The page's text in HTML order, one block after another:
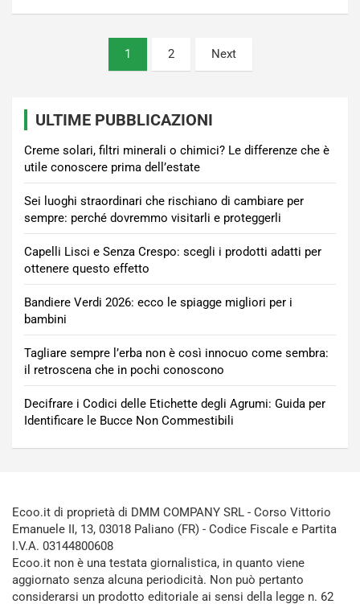
1 2 Next
ULTIME PUBBLICAZIONI
Creme solari, filtri minerali o chimici? Le differenze che è
utile conoscere prima dell’estate
Sei luoghi straordinari che rischiano di cambiare per
sempre: perché dovremmo visitarli e proteggerli
Capelli Lisci e Senza Crespo: scegli i prodotti adatti per
ottenere questo effetto
Bandiere Verdi 2026: ecco le spiagge migliori per i
bambini
Tagliare sempre l’erba non è così innocuo come sembra:
il retroscena che in pochi conoscono
Decifrare i Codici delle Etichette degli Agrumi: Guida per
Identificare le Bucce Non Commestibili
Ecoo.it di proprietà di DMM COMPANY SRL - Corso Vittorio
Emanuele II, 13, 03018 Paliano (FR) - Codice Fiscale e Partita
I.V.A. 03144800608
Ecoo.it non è una testata giornalistica, in quanto viene
aggiornato senza alcuna periodicità. Non può pertanto
considerarsi un prodotto editoriale ai sensi della legge n. 62